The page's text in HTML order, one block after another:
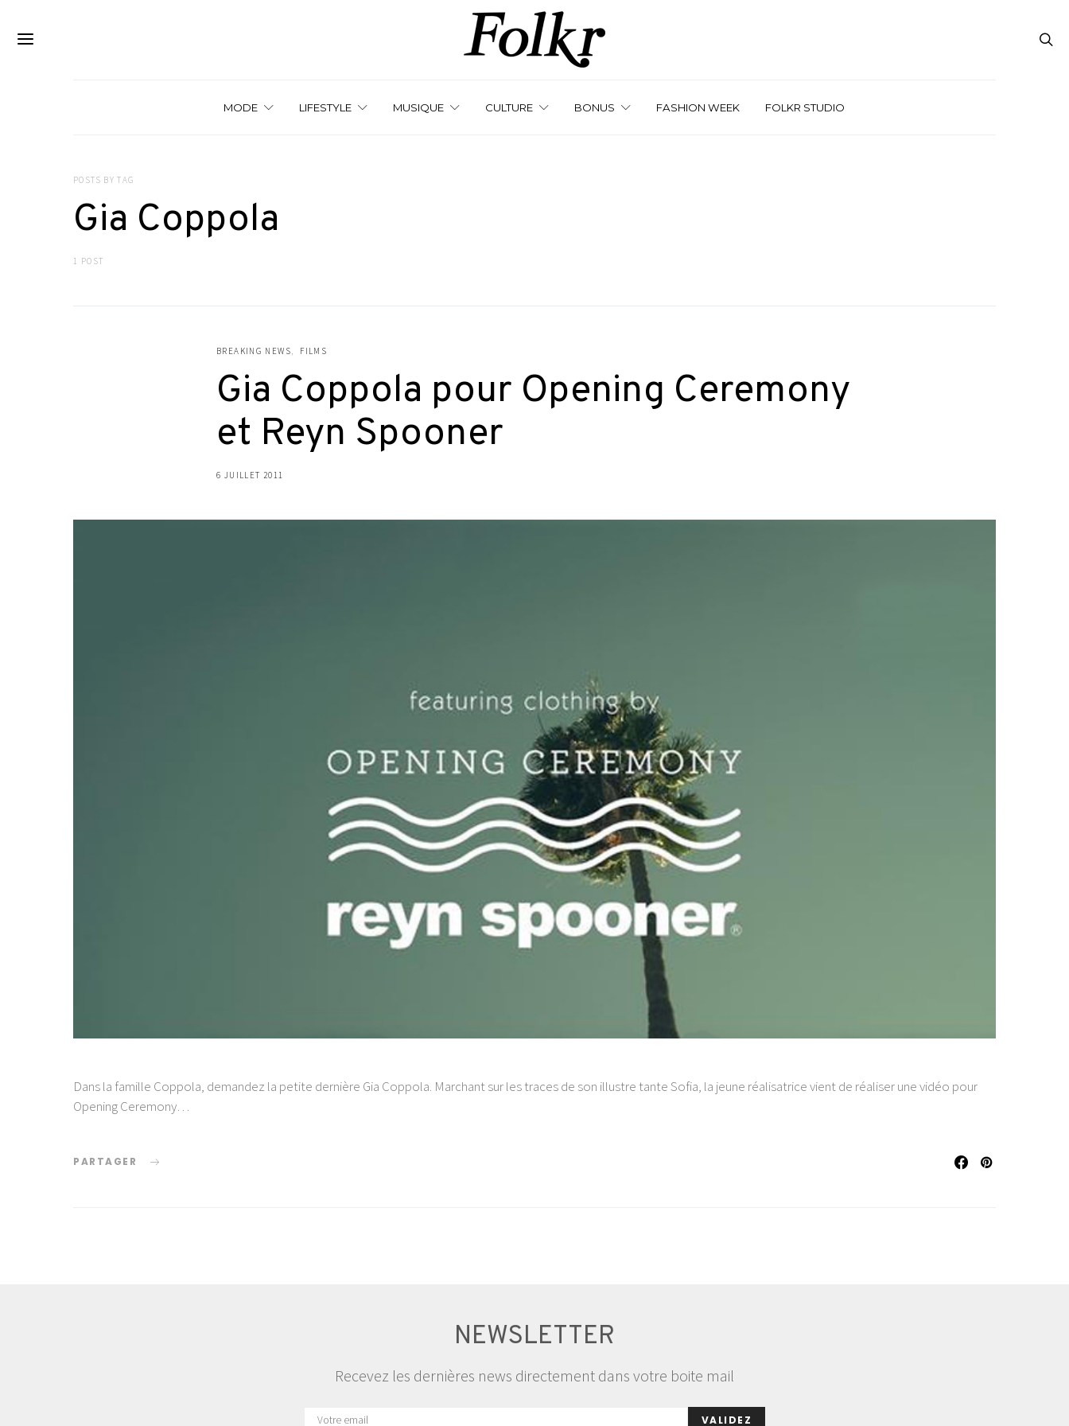
MODE LIFESTYLE MUSIQUE CULTURE BONUS FASHION WEEK FOLKR STUDIO
POSTS BY TAG
Gia Coppola
1 POST
BREAKING NEWS FILMS
Gia Coppola pour Opening Ceremony
et Reyn Spooner
6 JUILLET 2011
Dans la famille Coppola, demandez la petite dernière Gia Coppola. Marchant sur les traces de son illustre tante Sofia, la jeune réalisatrice vient de réaliser une vidéo pour
Opening Ceremony…
PARTAGER
NEWSLETTER
Recevez les dernières news directement dans votre boite mail
VALIDEZ